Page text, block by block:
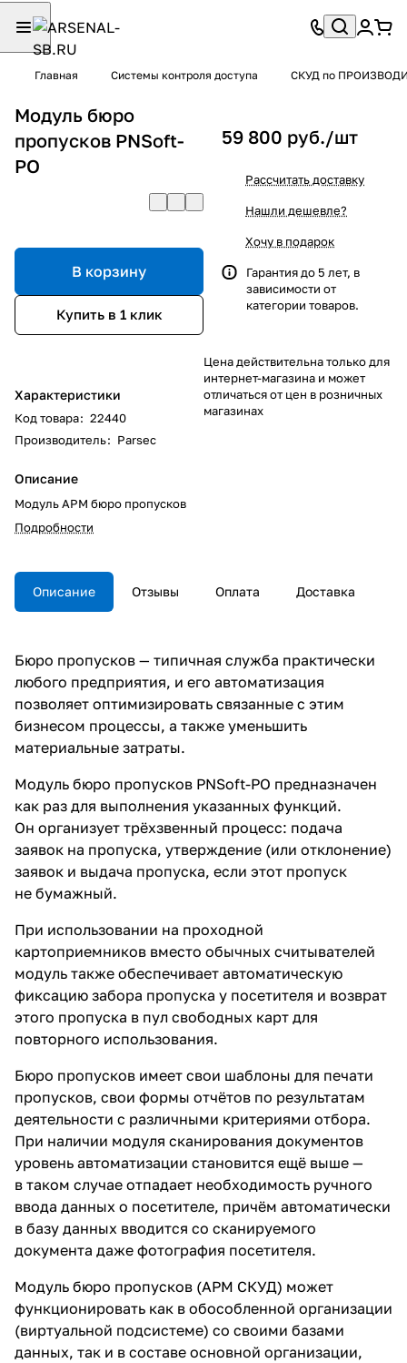
Главная Системы контроля доступа СКУД по
Модуль бюро
пропусков PNSoft-
PO
В корзину
Купить в 1 клик
Характеристики
Код товара: 22440
Производитель: Parsec
Описание
Модуль АРМ бюро пропусков
Подробности
59 800 руб./шт
Рассчитать доставку
Нашли дешевле?
Хочу в подарок
Гарантия до 5 лет, в
зависимости от
категории товаров.
Цена действительна только для
интернет-магазина и может
отличаться от цен в розничных
магазинах
Описание Отзывы Оплата Доставка
Бюро пропусков — типичная служба практически
любого предприятия, и его автоматизация
позволяет оптимизировать связанные с этим
бизнесом процессы, а также уменьшить
материальные затраты.
Модуль бюро пропусков PNSoft-PO предназначен
как раз для выполнения указанных функций.
Он организует трёхзвенный процесс: подача
заявок на пропуска, утверждение (или отклонение)
заявок и выдача пропуска, если этот пропуск
не бумажный.
При использовании на проходной
картоприемников вместо обычных считывателей
модуль также обеспечивает автоматическую
фиксацию забора пропуска у посетителя и возврат
этого пропуска в пул свободных карт для
повторного использования.
Бюро пропусков имеет свои шаблоны для печати
пропусков, свои формы отчётов по результатам
деятельности с различными критериями отбора.
При наличии модуля сканирования документов
уровень автоматизации становится ещё выше —
в таком случае отпадает необходимость ручного
ввода данных о посетителе, причём автоматически
в базу данных вводится со сканируемого
документа даже фотография посетителя.
Модуль бюро пропусков (АРМ СКУД) может
функционировать как в обособленной организации
(виртуальной подсистеме) со своими базами
данных, так и в составе основной организации,